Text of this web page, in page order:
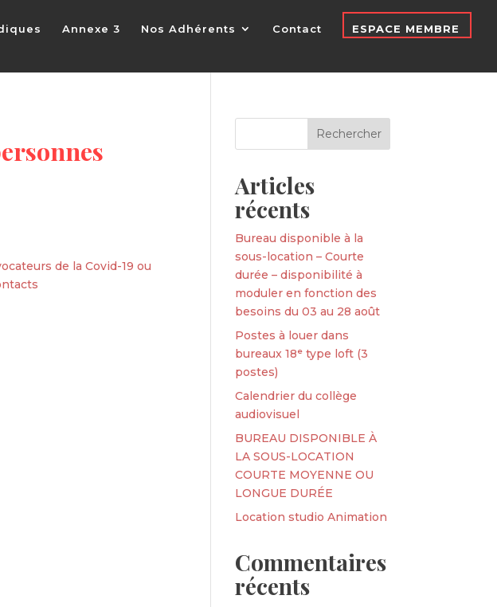
Annexe 3 Nos Adhérents Contact ESPACE MEMBRE
de la Covid-19 ou
Articles
récents
Bureau disponible à la
sous-location – Courte
durée – disponibilité à
moduler en fonction des
besoins du 03 au 28 août
Postes à louer dans
bureaux 18ᵉ type loft (3
postes)
Calendrier du collège
audiovisuel
BUREAU DISPONIBLE À
LA SOUS-LOCATION
COURTE MOYENNE OU
LONGUE DURÉE
Location studio Animation
Commentaires
récents